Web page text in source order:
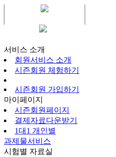
서비스 소개
회원서비스 소개
시즌회원 체험하기
시즌회원 가입하기
마이페이지
시즌회원페이지
결제자료다운받기
1대1 개인별
과제물서비스
시험별 자료실